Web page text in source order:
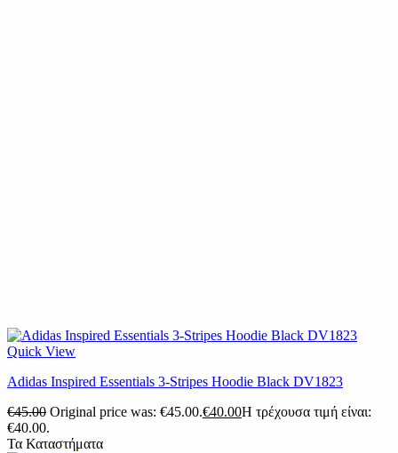
Quick View
Adidas Inspired Essentials 3-Stripes Hoodie Black DV1823
€45.00 Original price was: €45.00.€40.00Η τρέχουσα τιμή είναι:
€40.00.
Τα Καταστήματα